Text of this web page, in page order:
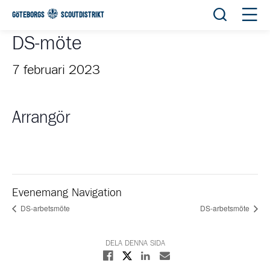
GÖTEBORGS SCOUTDISTRIKT Öppna
DS-möte
7 februari 2023
Arrangör
Evenemang Navigation
DS-arbetsmöte DS-arbetsmöte
DELA DENNA SIDA
Dela på Facebook
Dela på XDela på Linkedin
Dela med E-post